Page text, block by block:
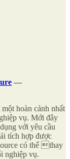
—
hoàn cảnh nhất
vụ. Mới đây
với yêu cầu
tích hợp được
có thể thay
nghiệp vụ.